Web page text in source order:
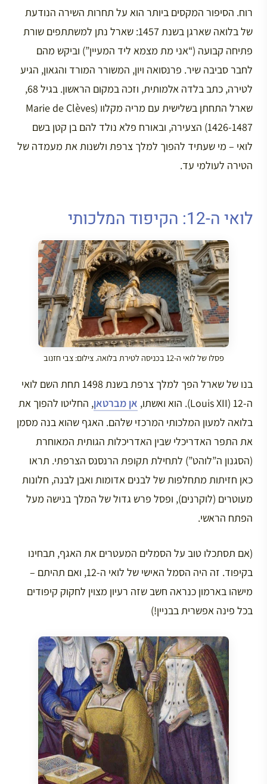
רוח. הסיפור המקסים ביותר הוא על תחרות השירה הנודעת
של בלואה שארגן בשנת 1457: שארל נתן למשתתפים שורת
פתיחה קבועה (“אני מת מצמא ליד המעיין”) וביקש מהם
לחבר סביבה שיר. פרנסואה ויון, המשורר המורד והגאון, הגיע
לטירה, כתב בלדה אלמותית, וזכה במקום הראשון. בגיל 68,
שארל התחתן בשלישית עם מריה מקלוו (Marie de Clèves
1426-1487) הצעירה, ובאורח פלא נולד להם בן קטן בשם
לואי – מי שעתיד להפוך למלך צרפת ולשנות את מעמדה של
הטירה לעולמי עד.
לואי ה-12: הקיפוד המלכותי
פסלו של לואי ה-12 בכניסה לטירת בלואה. צילום: צבי חזנוב
בנו של שארל הפך למלך צרפת בשנת 1498 תחת השם לואי
ה-12 (Louis XII). הוא ואשתו,
אן מברטאן, החליטו להפוך את
בלואה למעון המלכותי המרכזי שלהם. האגף שהוא בנה מסמן
את התפר האדריכלי שבין האדריכלות הגותית המאוחרת
(הסגנון ה”לוהט”) לתחילת תקופת הרנסנס הצרפתי. תראו
כאן חזיתות מתחלפות של לבנים אדומות ואבן לבנה, חלונות
מעוטרים (לוקרנים), ופסל פרש גדול של המלך בנישה מעל
הפתח הראשי.
(אם תסתכלו טוב על הסמלים המעטרים את האגף, תבחינו
בקיפוד. זה היה הסמל האישי של לואי ה-12, ואם תהיתם –
מישהו בארמון כנראה חשב שזה רעיון מצוין לחקוק קיפודים
בכל פינה אפשרית בבניין!)